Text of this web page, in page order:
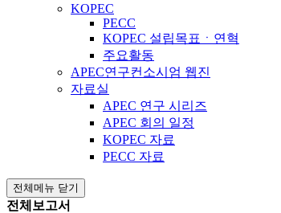
KOPEC
PECC
KOPEC 설립목표ㆍ연혁
주요활동
APEC연구컨소시엄 웹진
자료실
APEC 연구 시리즈
APEC 회의 일정
KOPEC 자료
PECC 자료
전체메뉴 닫기
전체보고서